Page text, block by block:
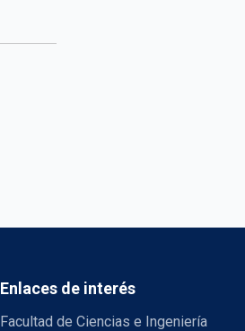
Enlaces de interés
Facultad de Ciencias e Ingeniería